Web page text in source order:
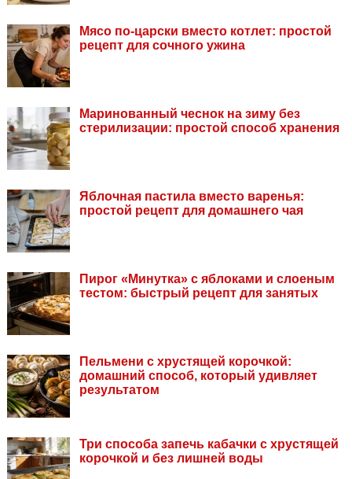
Мясо по-царски вместо котлет: простой
рецепт для сочного ужина
Маринованный чеснок на зиму без
стерилизации: простой способ хранения
Яблочная пастила вместо варенья:
простой рецепт для домашнего чая
Пирог «Минутка» с яблоками и слоеным
тестом: быстрый рецепт для занятых
Пельмени с хрустящей корочкой:
домашний способ, который удивляет
результатом
Три способа запечь кабачки с хрустящей
корочкой и без лишней воды